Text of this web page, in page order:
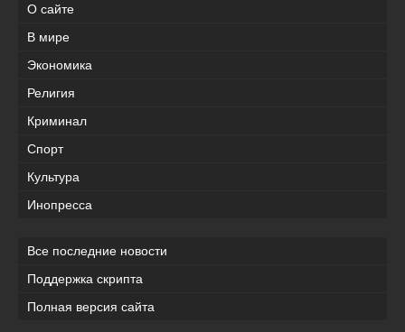
О сайте
В мире
Экономика
Религия
Криминал
Спорт
Культура
Инопресса
Все последние новости
Поддержка скрипта
Полная версия сайта